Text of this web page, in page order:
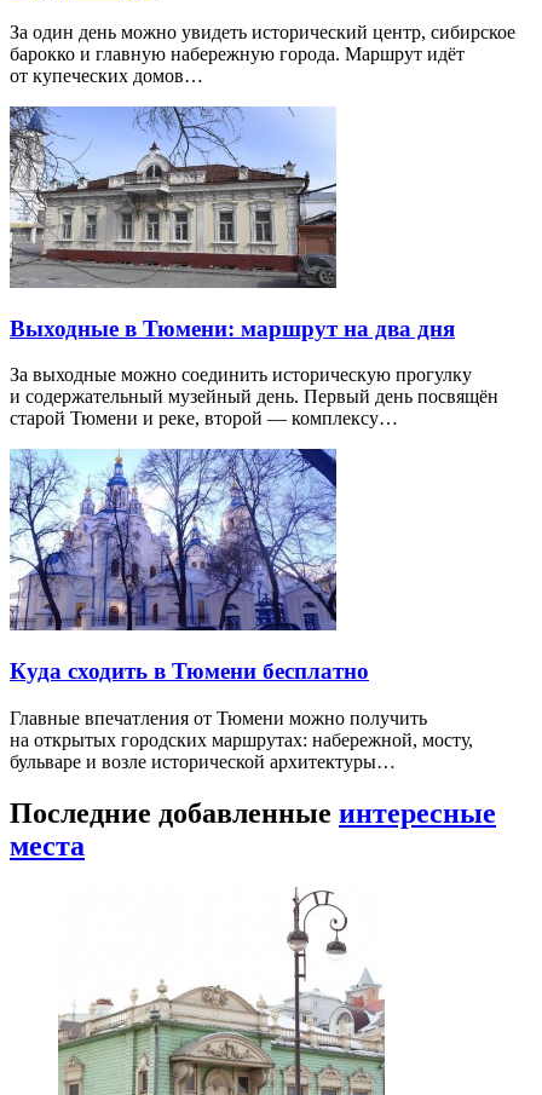
За один день можно увидеть исторический центр, сибирское
барокко и главную набережную города. Маршрут идёт
от купеческих домов…
Выходные в Тюмени: маршрут на два дня
За выходные можно соединить историческую прогулку
и содержательный музейный день. Первый день посвящён
старой Тюмени и реке, второй — комплексу…
Куда сходить в Тюмени бесплатно
Главные впечатления от Тюмени можно получить
на открытых городских маршрутах: набережной, мосту,
бульваре и возле исторической архитектуры…
Последние добавленные интересные
места